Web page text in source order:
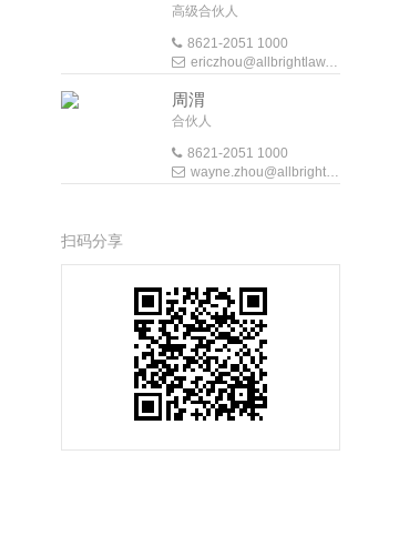
高级合伙人
8621-2051 1000
ericzhou@allbrightlaw.com
周渭
合伙人
8621-2051 1000
wayne.zhou@allbrightlaw.com
扫码分享